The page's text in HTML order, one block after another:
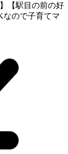
【駅目の前の好
なので子育てマ